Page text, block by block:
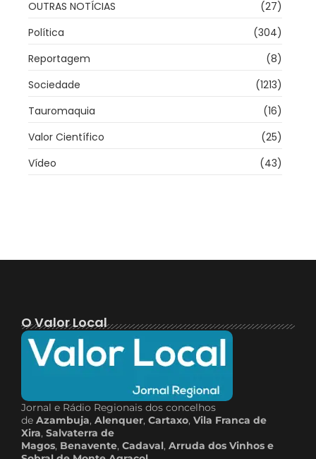
OUTRAS NOTÍCIAS
(27)
Política
(304)
Reportagem
(8)
Sociedade
(1213)
Tauromaquia
(16)
Valor Científico
(25)
Vídeo
(43)
O Valor Local
Jornal e Rádio Regionais dos concelhos
de Azambuja, Alenquer, Cartaxo, Vila Franca de
Xira, Salvaterra de
Magos, Benavente, Cadaval, Arruda dos Vinhos e